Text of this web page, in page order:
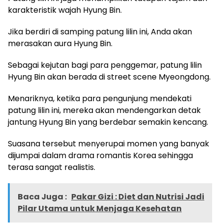
karakteristik wajah Hyung Bin.
Jika berdiri di samping patung lilin ini, Anda akan
merasakan aura Hyung Bin.
Sebagai kejutan bagi para penggemar, patung lilin
Hyung Bin akan berada di street scene Myeongdong.
Menariknya, ketika para pengunjung mendekati
patung lilin ini, mereka akan mendengarkan detak
jantung Hyung Bin yang berdebar semakin kencang.
Suasana tersebut menyerupai momen yang banyak
dijumpai dalam drama romantis Korea sehingga
terasa sangat realistis.
Baca Juga : Pakar Gizi : Diet dan Nutrisi Jadi
Pilar Utama untuk Menjaga Kesehatan